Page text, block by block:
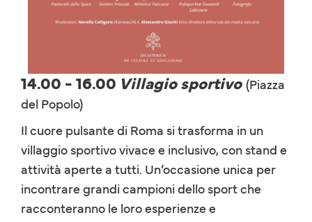
14.00 - 16.00 Villagio sportivo (Piazza
del Popolo)
Il cuore pulsante di Roma si trasforma in un
villaggio sportivo vivace e inclusivo, con stand e
attività aperte a tutti. Un’occasione unica per
incontrare grandi campioni dello sport che
racconteranno le loro esperienze e